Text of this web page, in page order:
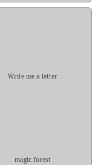
Write me a letter
magic forest